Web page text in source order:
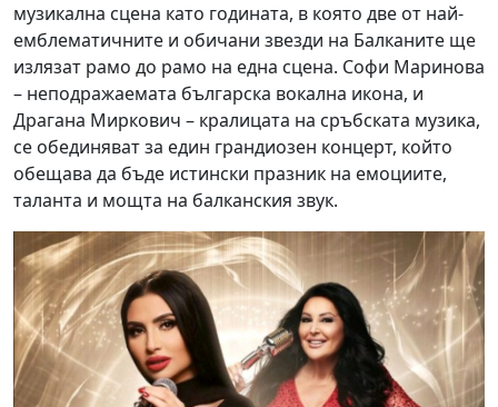
музикална сцена като годината, в която две от най-
емблематичните и обичани звезди на Балканите ще
излязат рамо до рамо на една сцена. Софи Маринова
– неподражаемата българска вокална икона, и
Драгана Миркович – кралицата на сръбската музика,
се обединяват за един грандиозен концерт, който
обещава да бъде истински празник на емоциите,
таланта и мощта на балканския звук.